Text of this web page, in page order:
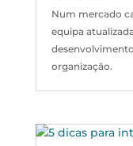
Num mercado
equipa
organização.